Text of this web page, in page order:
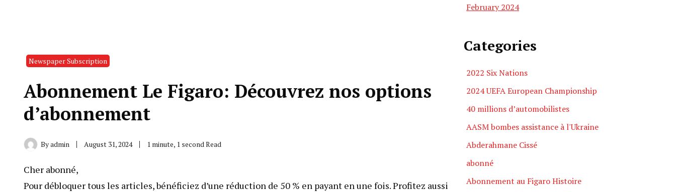
Newspaper Subscription
Abonnement Le Figaro: Découvrez nos options
d’abonnement
Byadmin August 31, 2024 1 minute, 1 second Read
Cher abonné,
Pour débloquer tous les articles, bénéficiez d’une réduction de 50 % en payant en une fois. Profitez aussi
February 2024
Categories
2022 Six Nations
2024 UEFA European Championship
40 millions d’automobilistes
AASM bombes assistance à l'Ukraine
Abderahmane Cissé
abonné
Abonnement au Figaro Histoire